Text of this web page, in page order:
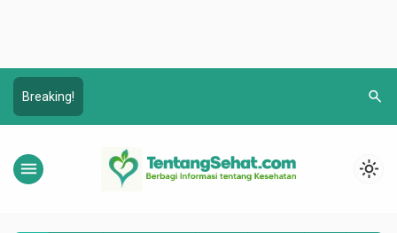
Breaking! search
menu light_mode